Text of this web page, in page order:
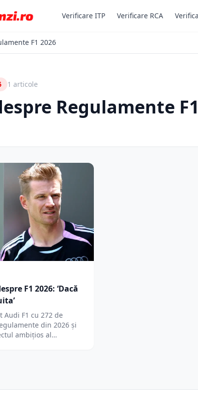
Verificare ITP Verificare RCA
F1 2026
1 articole
Regulamente
F1 2026: ‘Dacă
Audi F1 cu 272 de
din 2026 și
ambițios al…